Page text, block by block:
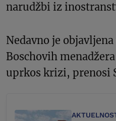
narudžbi iz
Nedavno je
Boschovih
uprkos krizi, prenosi